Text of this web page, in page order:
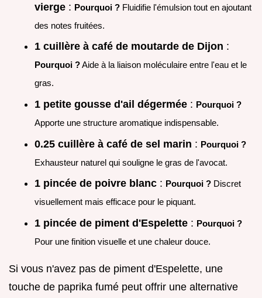
vierge : Pourquoi ? Fluidifie l'émulsion tout en ajoutant
des notes fruitées.
1 cuillère à café de moutarde de Dijon :
Pourquoi ?Aide à la liaison moléculaire entre l'eau et le
gras.
1 petite gousse d'ail dégermée : Pourquoi ?
Apporte une structure aromatique indispensable.
0.25 cuillère à café de sel marin : Pourquoi ?
Exhausteur naturel qui souligne le gras de l'avocat.
1 pincée de poivre blanc : Pourquoi ? Discret
visuellement mais efficace pour le piquant.
1 pincée de piment d'Espelette : Pourquoi ?
Pour une finition visuelle et une chaleur douce.
Si vous n'avez pas de piment d'Espelette, une
touche de paprika fumé peut offrir une alternative